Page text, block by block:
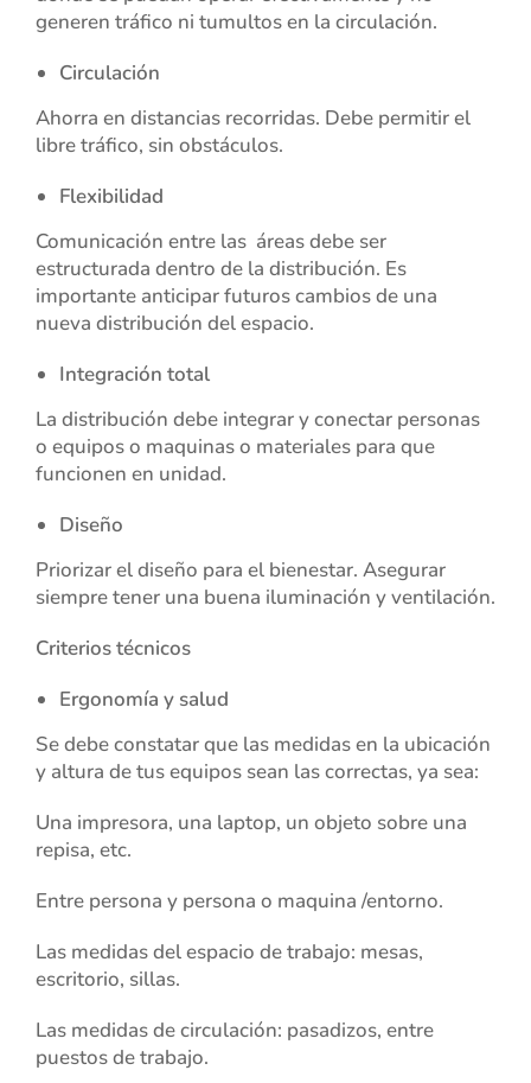
generen tráfico ni tumultos en la circulación.
Circulación
Ahorra en distancias recorridas. Debe permitir el
libre tráfico, sin obstáculos.
Flexibilidad
Comunicación entre las áreas debe ser
estructurada dentro de la distribución. Es
importante anticipar futuros cambios de una
nueva distribución del espacio.
Integración total
La distribución debe integrar y conectar personas
o equipos o maquinas o materiales para que
funcionen en unidad.
Diseño
Priorizar el diseño para el bienestar. Asegurar
siempre tener una buena iluminación y ventilación.
Criterios técnicos
Ergonomía y salud
Se debe constatar que las medidas en la ubicación
y altura de tus equipos sean las correctas, ya sea:
Una impresora, una laptop, un objeto sobre una
repisa, etc.
Entre persona y persona o maquina /entorno.
Las medidas del espacio de trabajo: mesas,
escritorio, sillas.
Las medidas de circulación: pasadizos, entre
puestos de trabajo.